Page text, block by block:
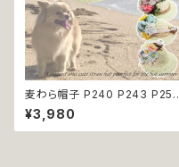
麦わら帽子 P240 P243 P252
P255 P258 P260 ストローハ
ット ハット フラワー 日除け 鳥
犬 猫 ペット アイテム オシャレ
¥3,980